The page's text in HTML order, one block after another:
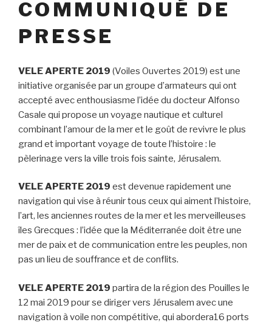
COMMUNIQUÉ DE
PRESSE
VELE APERTE 2019 (Voiles Ouvertes 2019) est une
initiative organisée par un groupe d’armateurs qui ont
accepté avec enthousiasme l’idée du docteur Alfonso
Casale qui propose un voyage nautique et culturel
combinant l’amour de la mer et le goût de revivre le plus
grand et important voyage de toute l’histoire : le
pèlerinage vers la ville trois fois sainte, Jérusalem.
VELE APERTE 2019 est devenue rapidement une
navigation qui vise à réunir tous ceux qui aiment l’histoire,
l’art, les anciennes routes de la mer et les merveilleuses
îles Grecques : l’idée que la Méditerranée doit être une
mer de paix et de communication entre les peuples, non
pas un lieu de souffrance et de conflits.
VELE APERTE 2019 partira de la région des Pouilles le
12 mai 2019 pour se diriger vers Jérusalem avec une
navigation à voile non compétitive, qui abordera16 ports